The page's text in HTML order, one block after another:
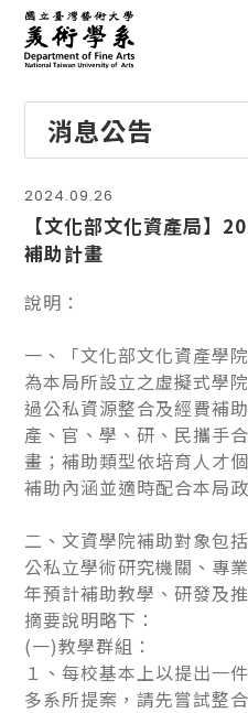
消息公告
2024.09.26
【文化部文化資產局】
補助計畫
說明：
一、「文化部文化資產學
為本局所設立之虛擬式學
過公私資源整合及經費補
產、官、學、研、民攜手
畫；補助類型依培育人才
補助內涵並適時配合本局
二、文資學院補助對象包
公私立學術研究機關、專
年預計補助教學、研發及
摘要說明略下：
(一)教學群組：
１、每校基本上以提出一
多系所提案，請先嘗試整